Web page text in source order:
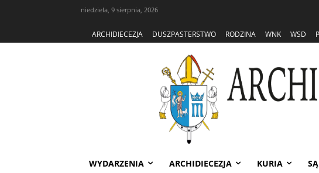
niedziela, 9 sierpnia, 2026
ARCHIDIECEZJA DUSZPASTERSTWO RODZINA WNK WSD
WYDARZENIA ARCHIDIECEZJA KURIA